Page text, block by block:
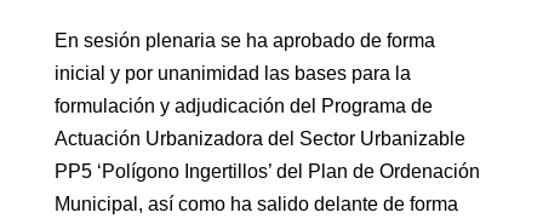
En sesión plenaria se ha aprobado de forma
inicial y por unanimidad las bases para la
formulación y adjudicación del Programa de
Actuación Urbanizadora del Sector Urbanizable
PP5 ‘Polígono Ingertillos’ del Plan de Ordenación
Municipal, así como ha salido delante de forma